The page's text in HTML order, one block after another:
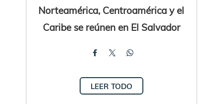
Norteamérica, Centroamérica y el
Caribe se reúnen en El Salvador
LEER TODO